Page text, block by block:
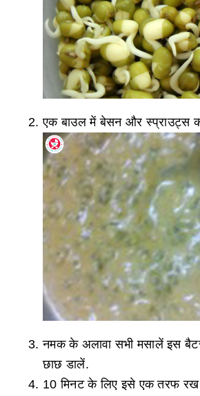
एक बाउल में बेसन और स्प्राउट्स
नमक के अलावा सभी मसालें इस
छाछ डालें.
10 मिनट के लिए इसे एक तरफ